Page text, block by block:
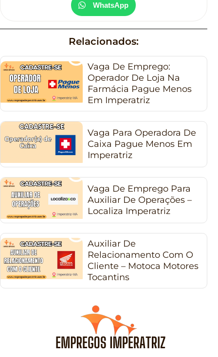
WhatsApp
Relacionados:
Vaga De Emprego:
Operador De Loja Na
Farmácia Pague Menos
Em Imperatriz
Vaga Para Operadora De
Caixa Pague Menos Em
Imperatriz
Vaga De Emprego Para
Auxiliar De Operações –
Localiza Imperatriz
Auxiliar De
Relacionamento Com O
Cliente – Motoca Motores
Tocantins